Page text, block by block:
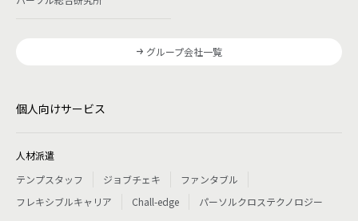
グループ会社一覧
個人向けサービス
人材派遣
テンプスタッフ
ジョブチェキ
ファンタブル
フレキシブルキャリア
Chall-edge パーソルクロステクノロジー